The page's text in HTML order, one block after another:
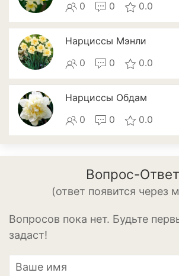
Томат
Тыква
Цветная капуста
Чеснок
Шпинат
Плодовые деревья и
Актинидия
Алыча
Апельсины
0 0 0.0
Нарциссы Мэнли
0 0 0.0
Нарциссы Обдам
0 0 0.0
Вопрос-Ответ
(ответ появится через
Вопросов пока нет. Будьте
задаст!